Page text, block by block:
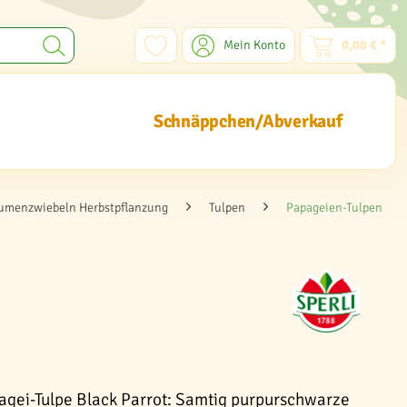
Mein Konto 0,00 € *
Schnäppchen/Abverkauf
Herbstpflanzung Tulpen Papageien-Tulpen
Tulpe Black Parrot: Samtig purpurschwarze